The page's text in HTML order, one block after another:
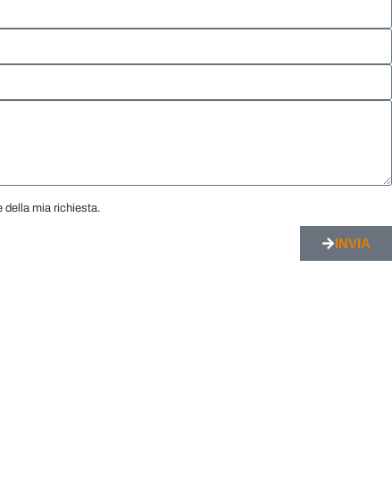
della mia richiesta.
INVIA